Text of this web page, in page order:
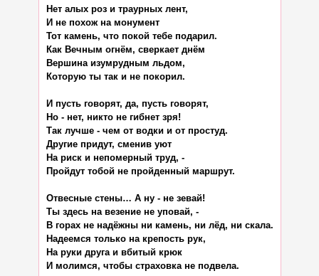
Нет алых роз и траурных лент,
И не похож на монумент
Тот камень, что покой тебе подарил.
Как Вечным огнём, сверкает днём
Вершина изумрудным льдом,
Которую ты так и не покорил.
И пусть говорят, да, пусть говорят,
Но - нет, никто не гибнет зря!
Так лучше - чем от водки и от простуд.
Другие придут, сменив уют
На риск и непомерный труд, -
Пройдут тобой не пройденный маршрут.
Отвесные стены… А ну - не зевай!
Ты здесь на везение не уповай, -
В горах не надёжны ни камень, ни лёд, ни скала.
Надеемся только на крепость рук,
На руки друга и вбитый крюк
И молимся, чтобы страховка не подвела.